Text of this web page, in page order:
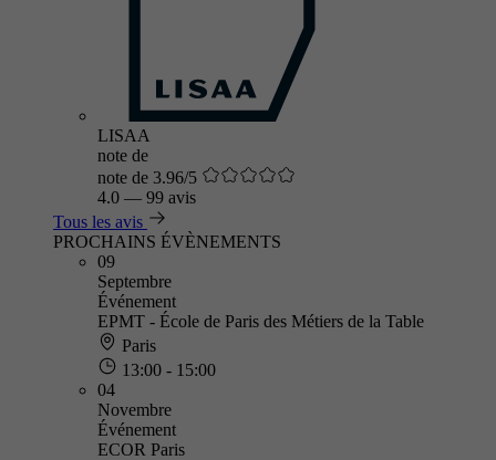
LISAA
note de
note de 3.96/5
4.0 — 99 avis
Tous les avis
PROCHAINS ÉVÈNEMENTS
09
Septembre
Événement
EPMT - École de Paris des Métiers de la Table
Paris
13:00 - 15:00
04
Novembre
Événement
ECOR Paris